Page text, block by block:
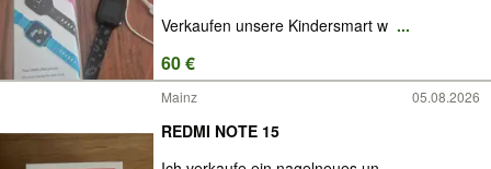
Verkaufen unsere Kindersmart w ...
60 €
Mainz 05.08.2026
REDMI NOTE 15